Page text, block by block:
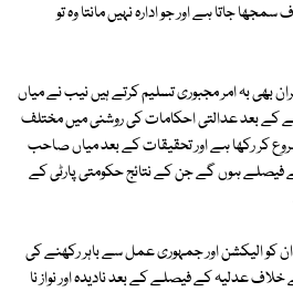
جاتا ہے اور جو ادارہ نہیں مانتا وہ تو
بہ امر مجبوری تسلیم کرتے ہیں نیب نے میاں
کے بعد عدالتی احکامات کی روشنی میں مختلف
کر رکھا ہے اور تحقیقات کے بعد میاں صاحب
ہوں گے جن کے نتائج حکومتی پارٹی کے
کو الیکشن اور جمہوری عمل سے باہر رکھنے کی
عدلیہ کے فیصلے کے بعد نادیدہ اور نواز نا